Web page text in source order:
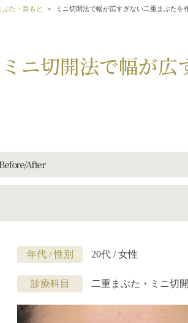
ぶた・目もと ミニ切開法で幅が広すぎない二重まぶたを
ミニ切開法で幅が
After
年代 / 性別 20代 / 女性
診療科目 二重まぶた・ミニ切